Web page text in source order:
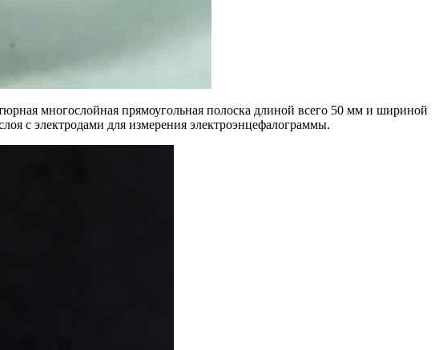
многослойная прямоугольная полоска длиной всего 50 мм и шириной
с электродами для измерения электроэнцефалограммы.